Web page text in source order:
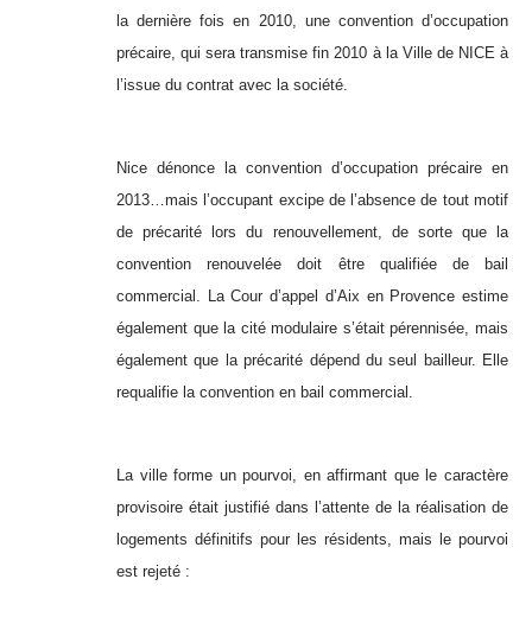
la dernière fois en 2010, une convention d’occupation
précaire, qui sera transmise fin 2010 à la Ville de NICE à
l’issue du contrat avec la société.
Nice dénonce la convention d’occupation précaire en
2013…mais l’occupant excipe de l’absence de tout motif
de précarité lors du renouvellement, de sorte que la
convention renouvelée doit être qualifiée de bail
commercial. La Cour d’appel d’Aix en Provence estime
également que la cité modulaire s’était pérennisée, mais
également que la précarité dépend du seul bailleur. Elle
requalifie la convention en bail commercial.
La ville forme un pourvoi, en affirmant que le caractère
provisoire était justifié dans l’attente de la réalisation de
logements définitifs pour les résidents, mais le pourvoi
est rejeté :